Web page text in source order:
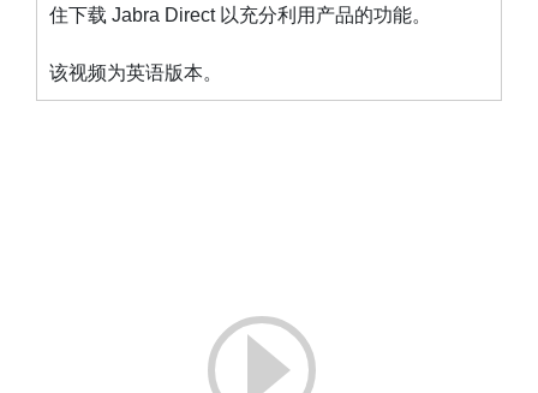
住下载 Jabra Direct以充分利用产品的功能。
该视频为英语版本。